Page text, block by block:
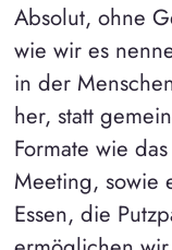
Absolut, ohne
wie wir es
in der
her, statt
Formate wie
Meeting, sowie
Essen, die